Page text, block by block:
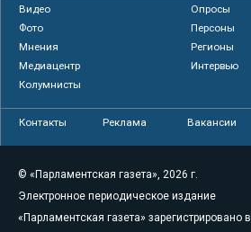
Видео
Опросы
Фото
Персоны
Мнения
Регионы
Медиацентр
Интервью
Колумнисты
Контакты Реклама Вакансии
© «Парламентская газета», 2026 г.
Электронное периодическое издание
«Парламентская газета» зарегистрировано в